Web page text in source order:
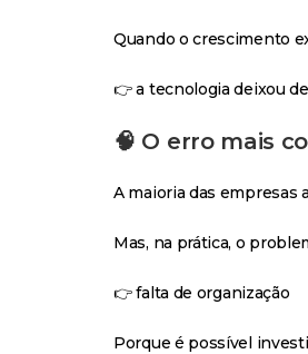
Quando o crescimento
👉 a tecnologia deixou
🧠 O erro mais
A maioria das empresas
Mas, na prática, o
👉 falta de organização
Porque é possível